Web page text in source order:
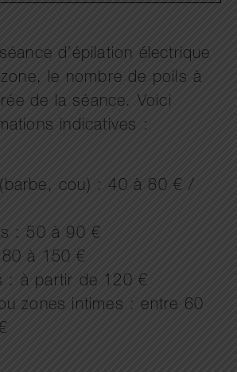
d’épilation électrique
le nombre de poils à
de la séance. Voici
indicatives :
cou) : 40 à 80 € /
: 50 à 90 €
80 à 150 €
: à partir de 120 €
zones intimes : entre 60